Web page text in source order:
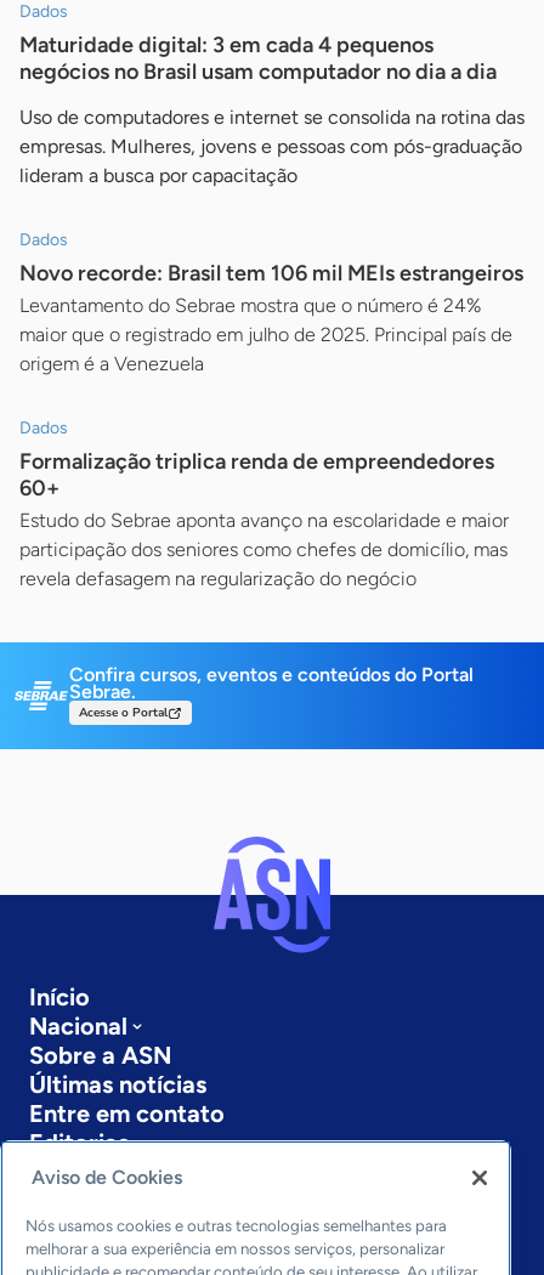
Dados
Maturidade digital: 3 em cada 4 pequenos
negócios no Brasil usam computador no dia a dia
Uso de computadores e internet se consolida na rotina das
empresas. Mulheres, jovens e pessoas com pós-graduação
lideram a busca por capacitação
Dados
Novo recorde: Brasil tem 106 mil MEIs estrangeiros
Levantamento do Sebrae mostra que o número é 24%
maior que o registrado em julho de 2025. Principal país de
origem é a Venezuela
Dados
Formalização triplica renda de empreendedores
60+
Estudo do Sebrae aponta avanço na escolaridade e maior
participação dos seniores como chefes de domicílio, mas
revela defasagem na regularização do negócio
Confira cursos, eventos e conteúdos do Portal
Sebrae.
Acesse o Portal
Início
Nacional
Sobre a ASN
Últimas notícias
Entre em contato
Editorias
Economia & Política
Inovação & Tecnologia
Cultura empreendedora
Aviso de Cookies
Nós usamos cookies e outras tecnologias semelhantes para
melhorar a sua experiência em nossos serviços, personalizar